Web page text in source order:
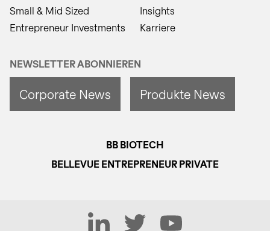
Small & Mid Sized
Entrepreneur Investments
Insights
Karriere
NEWSLETTER ABONNIEREN
Corporate News Produkte News
BB BIOTECH
BELLEVUE ENTREPRENEUR PRIVATE
LinkedIn Twitter YouTube